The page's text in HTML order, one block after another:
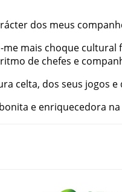
dos meus
me mais choque cultural
ritmo de chefes e
celta, dos seus jogos e
bonita e enriquecedora na